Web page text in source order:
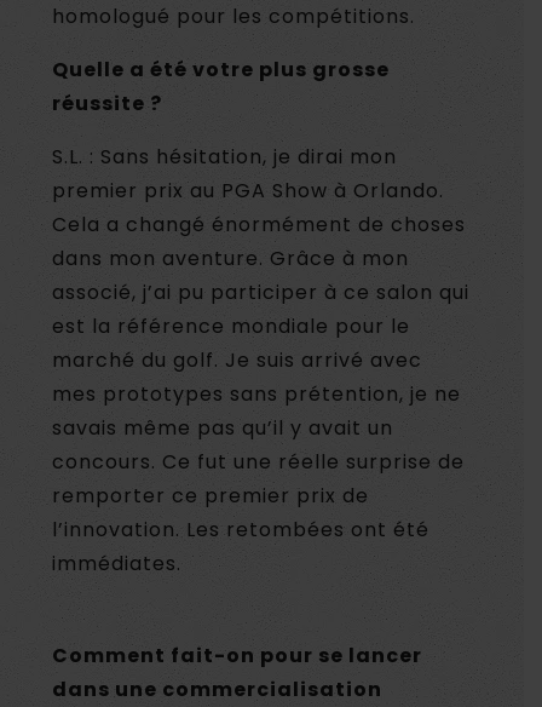
homologué pour les compétitions.
Quelle a été votre plus grosse
réussite ?
S.L. : Sans hésitation, je dirai mon
premier prix au PGA Show à Orlando.
Cela a changé énormément de choses
dans mon aventure. Grâce à mon
associé, j’ai pu participer à ce salon qui
est la référence mondiale pour le
marché du golf. Je suis arrivé avec
mes prototypes sans prétention, je ne
savais même pas qu’il y avait un
concours. Ce fut une réelle surprise de
remporter ce premier prix de
l’innovation. Les retombées ont été
immédiates.
Comment fait-on pour se lancer
dans une commercialisation